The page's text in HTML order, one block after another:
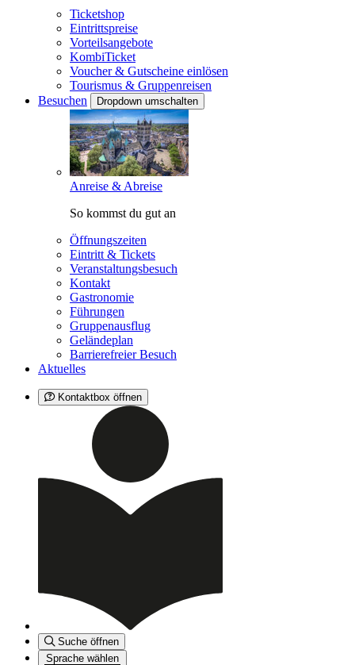
Ticketshop
Eintrittspreise
Vorteilsangebote
KombiTicket
Voucher & Gutscheine einlösen
Tourismus & Gruppenreisen
Besuchen
Dropdown umschalten
Anreise & Abreise
So kommst du gut an
Öffnungszeiten
Eintritt & Tickets
Veranstaltungsbesuch
Kontakt
Gastronomie
Führungen
Gruppenausflug
Geländeplan
Barrierefreier Besuch
Aktuelles
Kontaktbox öffnen
Suche öffnen
Sprache wählen